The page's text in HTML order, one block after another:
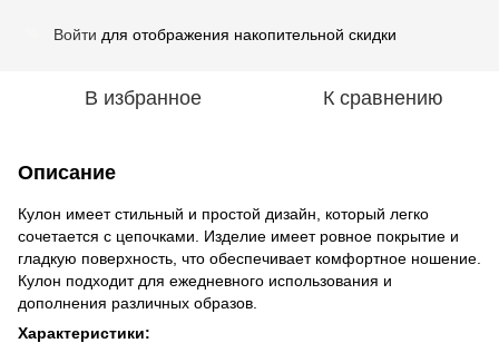
Войти для отображения накопительной скидки
В избранное К сравнению
Описание
Кулон имеет стильный и простой дизайн, который легко
сочетается с цепочками. Изделие имеет ровное покрытие и
гладкую поверхность, что обеспечивает комфортное ношение.
Кулон подходит для ежедневного использования и
дополнения различных образов.
Характеристики: